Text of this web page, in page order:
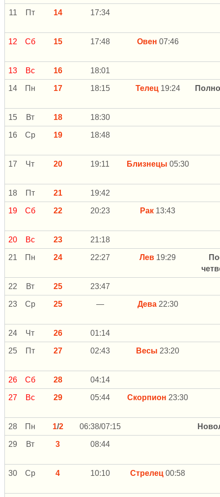
11 Пт 14 17:34
12 Сб 15 17:48 Овен 07:46
13 Вс 16 18:01
14 Пн 17 18:15 Телец19:24
15 Вт 18 18:30
16 Ср 19 18:48
17 Чт 20 19:11 Близнецы 05:30
18 Пт 21 19:42
19 Сб 22 20:23 Рак 13:43
20 Вс 23 21:18
21 Пн 24 22:27 Лев 19:29
22 Вт 25 23:47
23 Ср 25 — Дева22:30
24 Чт 26 01:14
25 Пт 27 02:43 Весы 23:20
26 Сб 28 04:14
27 Вс 29 05:44 Скорпион 23:30
28 Пн 1/2 06:38/07:15
29 Вт 3 08:44
30 Ср 4 10:10 Стрелец 00:58